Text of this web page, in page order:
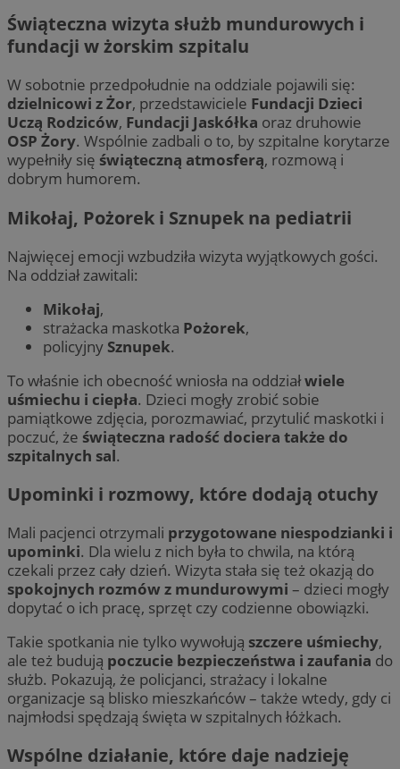
Świąteczna wizyta służb mundurowych i
fundacji w żorskim szpitalu
W sobotnie przedpołudnie na oddziale pojawili się:
dzielnicowi z Żor, przedstawiciele Fundacji Dzieci
Uczą Rodziców, Fundacji Jaskółka oraz druhowie
OSP Żory. Wspólnie zadbali o to, by szpitalne korytarze
wypełniły się świąteczną atmosferą, rozmową i
dobrym humorem.
Mikołaj, Pożorek i Sznupek na pediatrii
Najwięcej emocji wzbudziła wizyta wyjątkowych gości.
Na oddział zawitali:
Mikołaj,
strażacka maskotka Pożorek,
policyjny Sznupek.
To właśnie ich obecność wniosła na oddziałwiele
uśmiechu i ciepła. Dzieci mogły zrobić sobie
pamiątkowe zdjęcia, porozmawiać, przytulić maskotki i
poczuć, że świąteczna radość dociera także do
szpitalnych sal.
Upominki i rozmowy, które dodają otuchy
Mali pacjenci otrzymali przygotowane niespodzianki i
upominki. Dla wielu z nich była to chwila, na którą
czekali przez cały dzień. Wizyta stała się też okazją do
spokojnych rozmów z mundurowymi – dzieci mogły
dopytać o ich pracę, sprzęt czy codzienne obowiązki.
Takie spotkania nie tylko wywołują szczere uśmiechy,
ale też budują poczucie bezpieczeństwa i zaufania do
służb. Pokazują, że policjanci, strażacy i lokalne
organizacje są blisko mieszkańców – także wtedy, gdy ci
najmłodsi spędzają święta w szpitalnych łóżkach.
Wspólne działanie, które daje nadzieję